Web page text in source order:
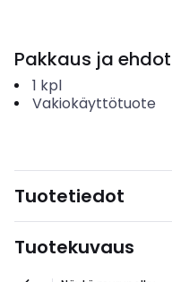
Pakkaus ja ehdot
1 kpl
Vakiokäyttötuote
Tuotetiedot
Tuotekuvaus